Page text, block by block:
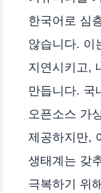
한국어로 심
않습니다. 이
지연시키고,
만듭니다. 국
오픈소스 가
제공하지만,
생태계는 갖
극복하기 위